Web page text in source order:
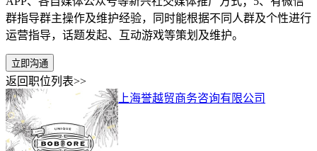
群指导群主操作及维护经验，同时能根据不同人群及个性进行
运营指导，话题发起、互动游戏等策划及维护。
立即沟通
返回职位列表>>
上海誉越贸商务咨询有限公司